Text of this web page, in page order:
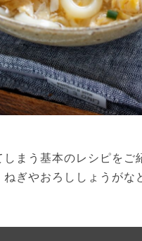
まう基本のレシピをご
ぎやおろししょうがな